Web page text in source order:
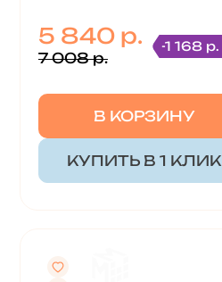
5 840 р.
7 008 р.
-1 168 р.
В КОРЗИНУ
КУПИТЬ В 1 КЛИК